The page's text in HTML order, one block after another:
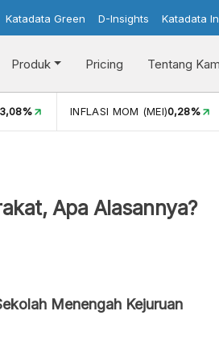
Katadata Green D-Insights Katadata
Produk Pricing Tentang
3,08% INFLASI MOM (MEI)0,28%
Apa Alasannya?
Menengah Kejuruan